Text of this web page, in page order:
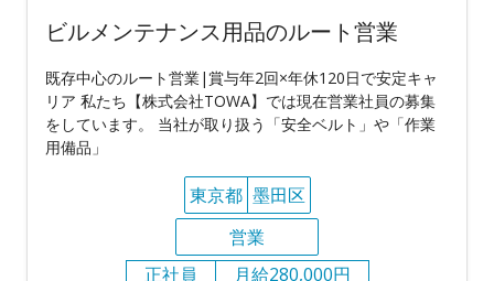
ビルメンテナンス用品のルート営業
既存中心のルート営業|賞与年2回×年休120日で安定キャ
リア 私たち【株式会社TOWA】では現在営業社員の募集
をしています。 当社が取り扱う「安全ベルト」や「作業
用備品」
東京都 墨田区
営業
正社員
月給280,000円